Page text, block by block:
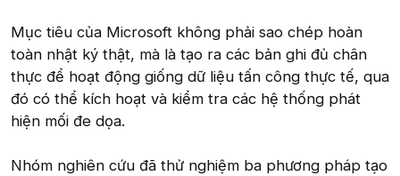
Mục tiêu của Microsoft không phải sao chép hoàn
toàn nhật ký thật, mà là tạo ra các bản ghi đủ chân
thực để hoạt động giống dữ liệu tấn công thực tế, qua
đó có thể kích hoạt và kiểm tra các hệ thống phát
hiện mối đe dọa.
Nhóm nghiên cứu đã thử nghiệm ba phương pháp tạo